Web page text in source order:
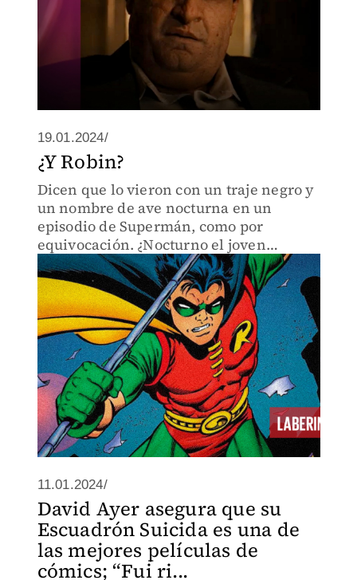
19.01.2024/
¿Y Robin?
Dicen que lo vieron con un traje negro y
un nombre de ave nocturna en un
episodio de Supermán, como por
equivocación. ¿Nocturno el joven
maravilla? Seguro no era él.
11.01.2024/
David Ayer asegura que su
Escuadrón Suicida es una de
las mejores películas de
cómics; “Fui ri...